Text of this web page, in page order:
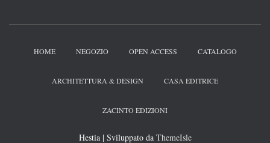
HOME NEGOZIO OPEN ACCESS CATALOGO
ARCHITETTURA & DESIGN CASA EDITRICE
ZACINTO EDIZIONI
Hestia | Sviluppato da ThemeIsle